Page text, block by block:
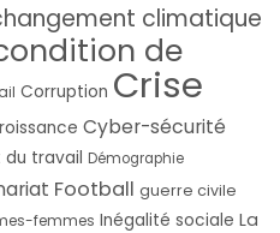
climatique
de
Corruption Crise
Cyber-sécurité
du travail Démographie
Football guerre civile
femmes Inégalité sociale La